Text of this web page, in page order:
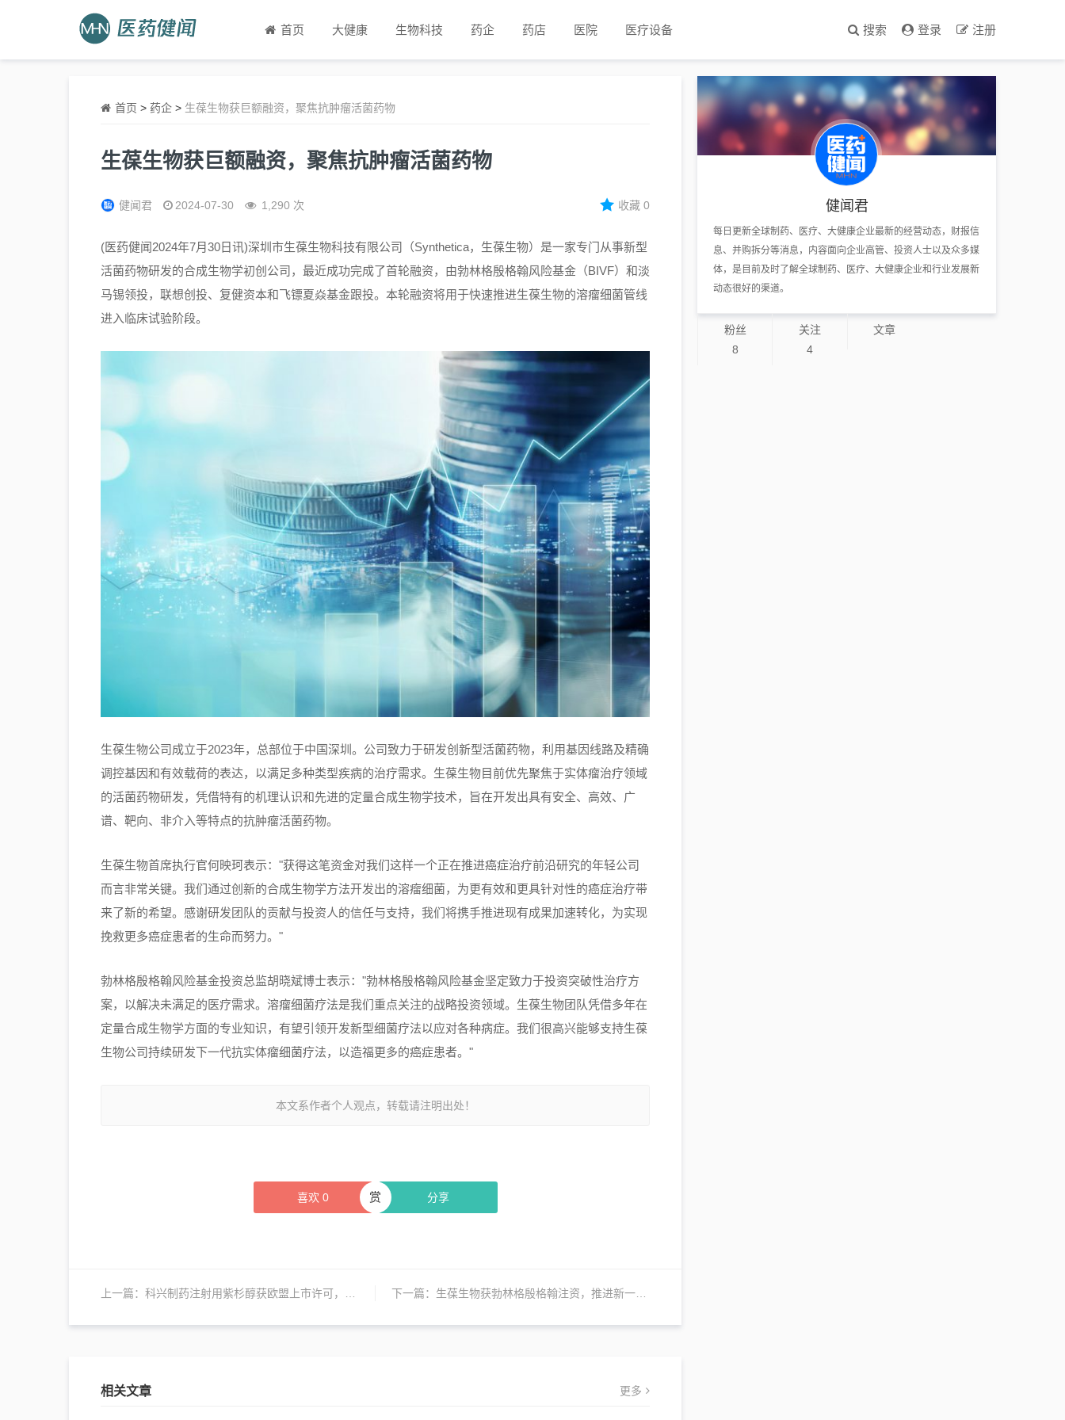
首页 大健康 生物科技 药企 药店 医院 医疗设备 搜索 登录 注册
首页 > 药企 > 生葆生物获巨额融资，聚焦抗肿瘤活菌药物
生葆生物获巨额融资，聚焦抗肿瘤活菌药物
健闻君 2024-07-30 1,290 次 收藏0
(医药健闻2024年7月30日讯)深圳市生葆生物科技有限公司（Synthetica，生葆生物）是一家专门从事新型
活菌药物研发的合成生物学初创公司，最近成功完成了首轮融资，由勃林格殷格翰风险基金（BIVF）和淡
马锡领投，联想创投、复健资本和飞镖夏焱基金跟投。本轮融资将用于快速推进生葆生物的溶瘤细菌管线
进入临床试验阶段。
生葆生物公司成立于2023年，总部位于中国深圳。公司致力于研发创新型活菌药物，利用基因线路及精确
调控基因和有效载荷的表达，以满足多种类型疾病的治疗需求。生葆生物目前优先聚焦于实体瘤治疗领域
的活菌药物研发，凭借特有的机理认识和先进的定量合成生物学技术，旨在开发出具有安全、高效、广
谱、靶向、非介入等特点的抗肿瘤活菌药物。
生葆生物首席执行官何映珂表示："获得这笔资金对我们这样一个正在推进癌症治疗前沿研究的年轻公司
而言非常关键。我们通过创新的合成生物学方法开发出的溶瘤细菌，为更有效和更具针对性的癌症治疗带
来了新的希望。感谢研发团队的贡献与投资人的信任与支持，我们将携手推进现有成果加速转化，为实现
挽救更多癌症患者的生命而努力。"
勃林格殷格翰风险基金投资总监胡晓斌博士表示："勃林格殷格翰风险基金坚定致力于投资突破性治疗方
案，以解决未满足的医疗需求。溶瘤细菌疗法是我们重点关注的战略投资领域。生葆生物团队凭借多年在
定量合成生物学方面的专业知识，有望引领开发新型细菌疗法以应对各种病症。我们很高兴能够支持生葆
生物公司持续研发下一代抗实体瘤细菌疗法，以造福更多的癌症患者。"
本文系作者个人观点，转载请注明出处！
喜欢 0 分享
赏
上一篇： 科兴制药注射用紫杉醇获欧盟上市许可，全球布局加速推进 下一篇： 生葆生物获勃林格殷格翰注资，推进新一代肿瘤治疗
相关文章 更多
健闻君
每日更新全球制药、医疗、大健康企业最新的经营动态，财报信
息、并购拆分等消息，内容面向企业高管、投资人士以及众多媒
体，是目前及时了解全球制药、医疗、大健康企业和行业发展新
动态很好的渠道。
粉丝
8
关注
4
文章